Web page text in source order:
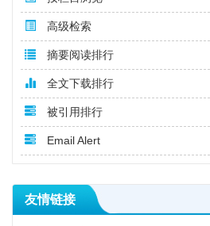
高级检索
摘要阅读排行
全文下载排行
被引用排行
Email Alert
友情链接